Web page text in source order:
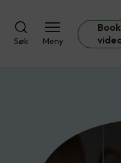
Søk Meny